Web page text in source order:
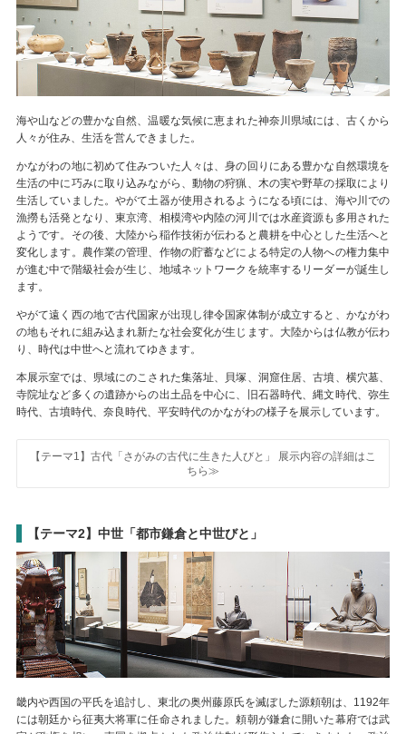
海や山などの豊かな自然、温暖な気候に恵まれた神奈川県域には、古くから
人々が住み、生活を営んできました。
かながわの地に初めて住みついた人々は、身の回りにある豊かな自然環境を
生活の中に巧みに取り込みながら、動物の狩猟、木の実や野草の採取により
生活していました。やがて土器が使用されるようになる頃には、海や川での
漁撈も活発となり、東京湾、相模湾や内陸の河川では水産資源も多用された
ようです。その後、大陸から稲作技術が伝わると農耕を中心とした生活へと
変化します。農作業の管理、作物の貯蓄などによる特定の人物への権力集中
が進む中で階級社会が生じ、地域ネットワークを統率するリーダーが誕生し
ます。
やがて遠く西の地で古代国家が出現し律令国家体制が成立すると、かながわ
の地もそれに組み込まれ新たな社会変化が生じます。大陸からは仏教が伝わ
り、時代は中世へと流れてゆきます。
本展示室では、県域にのこされた集落址、貝塚、洞窟住居、古墳、横穴墓、
寺院址など多くの遺跡からの出土品を中心に、旧石器時代、縄文時代、弥生
時代、古墳時代、奈良時代、平安時代のかながわの様子を展示しています。
【テーマ1】古代「さがみの古代に生きた人びと」 展示内容の詳細はこ
ちら≫
【テーマ2】中世「都市鎌倉と中世びと」
畿内や西国の平氏を追討し、東北の奥州藤原氏を滅ぼした源頼朝は、1192年
には朝廷から征夷大将軍に任命されました。頼朝が鎌倉に開いた幕府では武